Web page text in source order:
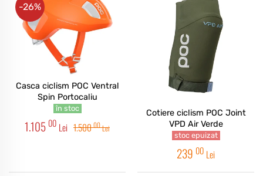
Casca ciclism POC Ventral
Spin Portocaliu
în stoc
1.105 00 Lei 1.50000Lei
-26%
Cotiere ciclism POC Joint
VPD Air Verde
stoc epuizat
239 00 Lei